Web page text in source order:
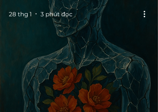
28 thg 1 3 phút đọc